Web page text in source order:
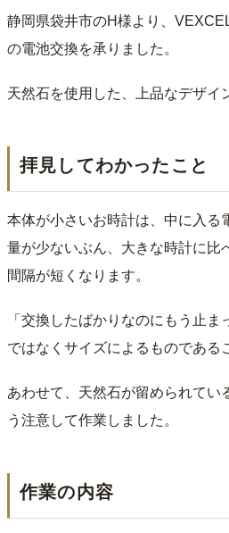
静岡県袋井市のH様より、
の電池交換を承りました。
天然石を使用した、上品なデザイ
拝見してわかったこと
本体が小さいお時計は、中に入る
量が少ないぶん、大きな時計に比
間隔が短くなります。
「交換したばかりなのにもう止
ではなくサイズによるものである
あわせて、天然石が留められてい
う注意して作業しました。
作業の内容